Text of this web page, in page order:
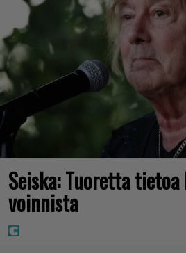
Seiska: Tuoretta tietoa
voinnista